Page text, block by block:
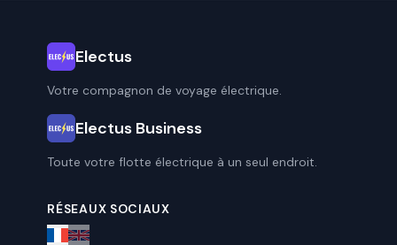
Electus
Votre compagnon de voyage électrique.
Electus Business
Toute votre flotte électrique à un seul endroit.
RÉSEAUX SOCIAUX